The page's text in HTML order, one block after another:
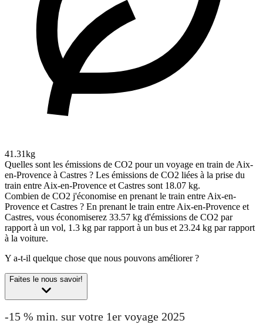
41.31kg
Quelles sont les émissions de CO2 pour un voyage en train de Aix-
en-Provence à Castres ? Les émissions de CO2 liées à la prise du
train entre Aix-en-Provence et Castres sont 18.07 kg.
Combien de CO2 j'économise en prenant le train entre Aix-en-
Provence et Castres ? En prenant le train entre Aix-en-Provence et
Castres, vous économiserez 33.57 kg d'émissions de CO2 par
rapport à un vol, 1.3 kg par rapport à un bus et 23.24 kg par rapport
à la voiture.
Y a-t-il quelque chose que nous pouvons améliorer ?
Faites le nous savoir!
-15 % min. sur votre 1er voyage 2025